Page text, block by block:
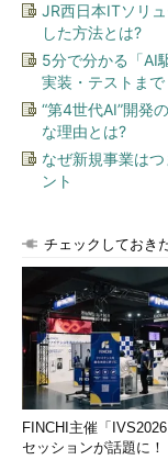
JR西日本ITソリ
した方法とは?
5分で分かる「AI
実装・テストまで
“第4世代AI”開発
な理由とは?
なぜ新規事業は
ント
チェックしておき
FINCHI主催「
セッションが話題に！